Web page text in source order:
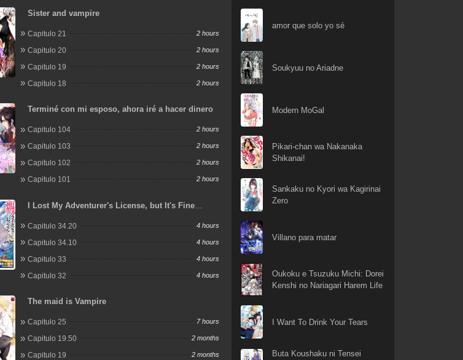
Sister and vampire
Capitulo 21 2 hours
Capitulo 20 2 hours
Capitulo 19 2 hours
Capitulo 18 2 hours
Terminé con mi esposo, ahora iré a hacer dinero
Capitulo 104 2 hours
Capitulo 103 2 hours
Capitulo 102 2 hours
Capitulo 101 2 hours
I Lost My Adventurer's License, but It's Fine
Capitulo 34.20 4 hours
Capitulo 34.10 4 hours
Capitulo 33 4 hours
Capitulo 32 4 hours
The maid is Vampire
Capitulo 25 7 hours
Capitulo 19.50 2 months
Capitulo 19 2 months
amor que solo yo sé
Soukyuu no Ariadne
Modern MoGal
Pikari-chan wa Nakanaka
Shikanai!
Sankaku no Kyori wa Kagirinai
Zero
Villano para matar
Oukoku e Tsuzuku Michi: Dorei
Kenshi no Nariagari Harem Life
I Want To Drink Your Tears
Buta Koushaku ni Tensei